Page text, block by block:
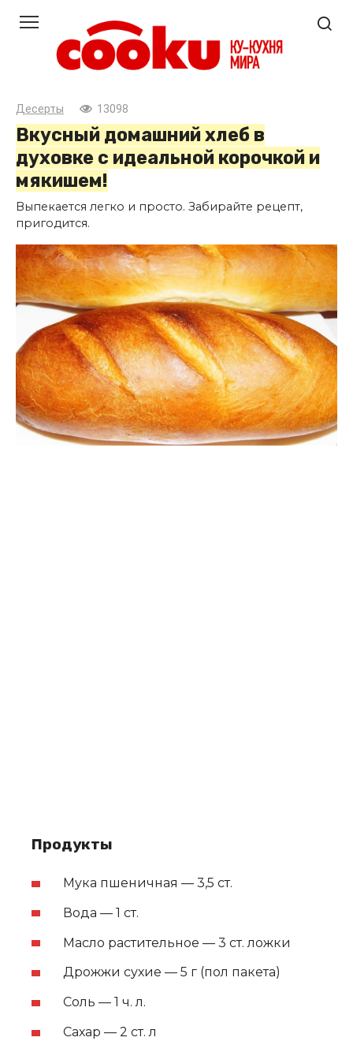
контенту
Десерты 13098
Вкусный домашний хлеб в
духовке с идеальной корочкой и
мякишем!
Выпекается легко и просто. Забирайте рецепт,
пригодится.
Продукты
Мука пшеничная — 3,5 ст.
Вода — 1 ст.
Масло растительное — 3 ст. ложки
Дрожжи сухие — 5 г (пол пакета)
Соль — 1 ч. л.
Сахар — 2 ст. л